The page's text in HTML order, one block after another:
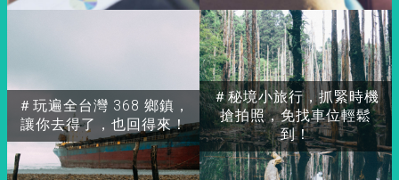
＃玩遍全台灣 368 鄉鎮，
讓你去得了，也回得來！
＃秘境小旅行，抓緊時機
搶拍照，免找車位輕鬆
到！